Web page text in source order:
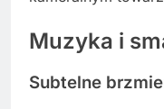
Muzyka i
Subtelne